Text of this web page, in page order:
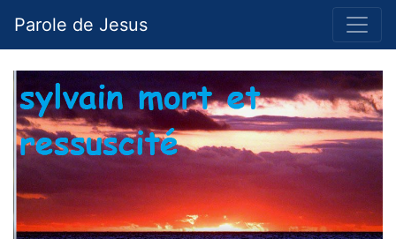
Parole de Jesus